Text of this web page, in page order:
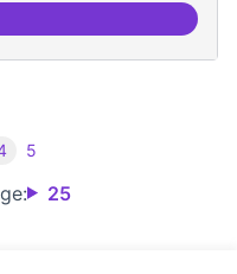
Presentació per
25
5